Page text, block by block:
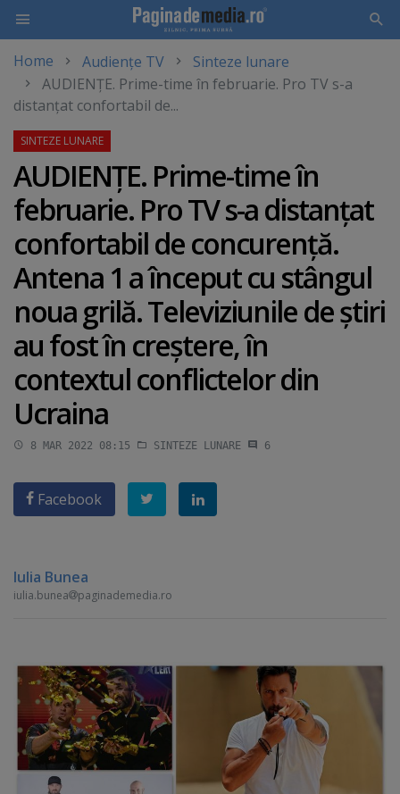
main
content
Home Audiențe TV
Sinteze lunare
AUDIENŢE. Prime-time în februarie. Pro TV s-a
distanţat confortabil de...
AUDIENŢE. Prime-time în
februarie. Pro TV s-a distanţat
confortabil de concurenţă.
Antena 1 a început cu stângul
noua grilă. Televiziunile de ştiri
au fost în creştere, în
contextul conflictelor din
Ucraina
8 MAR 2022 08:15 SINTEZE LUNARE 6
Facebook
Iulia Bunea
iulia.bunea paginademedia.ro